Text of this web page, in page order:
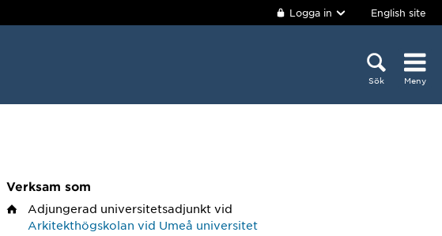
Logga in English site
Sök Meny
Verksam som
Adjungerad universitetsadjunkt vid
Arkitekthögskolan vid Umeå universitet